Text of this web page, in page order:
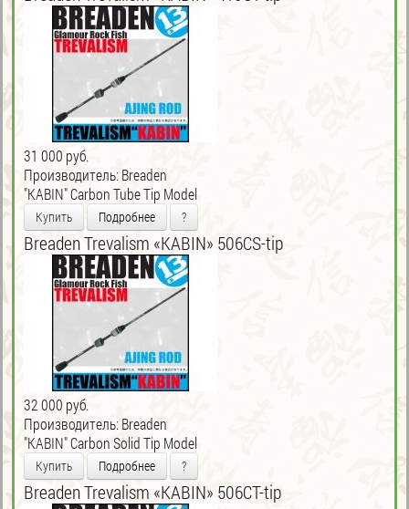
31 000 руб.
Производитель: Breaden
"KABIN" Carbon Tube Tip Model
Купить Подробнее ?
Breaden Trevalism «KABIN» 506CS-tip
32 000 руб.
Производитель:Breaden
"KABIN" Carbon Solid Tip Model
Купить Подробнее ?
Breaden Trevalism «KABIN» 506CT-tip